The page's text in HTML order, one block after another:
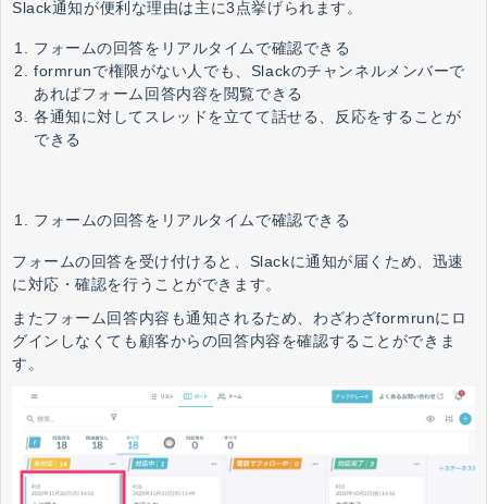
Slack通知が便利な理由は主に3点挙げられます。
フォームの回答をリアルタイムで確認できる
formrunで権限がない人でも、Slackのチャンネルメンバーで
あればフォーム回答内容を閲覧できる
各通知に対してスレッドを立てて話せる、反応をすることが
できる
フォームの回答をリアルタイムで確認できる
フォームの回答を受け付けると、Slackに通知が届くため、迅速
に対応・確認を行うことができます。
またフォーム回答内容も通知されるため、わざわざformrunにロ
グインしなくても顧客からの回答内容を確認することができま
す。